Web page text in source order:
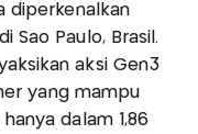
diperkenalkan
São Paulo, Brasil.
aksi Gen3
yang mampu
dalam 1,86